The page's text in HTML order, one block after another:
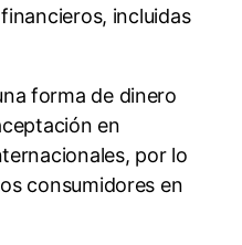
incluidas
forma de dinero
en
por lo
consumidores en